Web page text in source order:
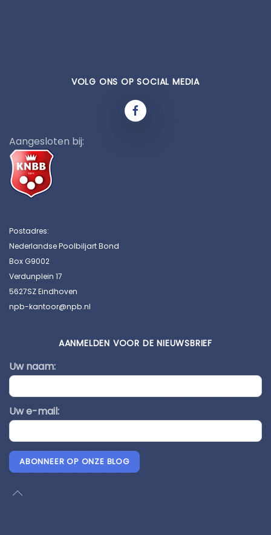
VOLG ONS OP SOCIAL MEDIA
Aangesloten bij:
Postadres:
Nederlandse Poolbiljart Bond
Box G9002
Verdunplein 17
5627SZ Eindhoven
npb-kantoor@npb.nl
AANMELDEN VOOR DE NIEUWSBRIEF
Uw naam:
Uw e-mail:
ABONNEER OP ONZE BLOG